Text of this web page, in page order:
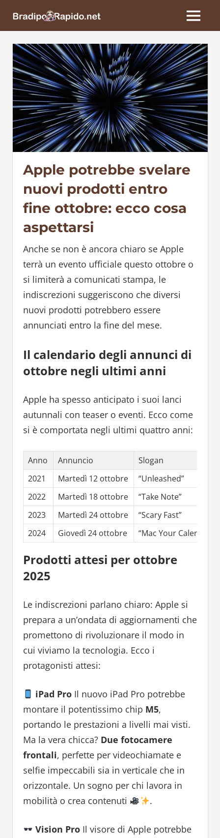
BradipoRapido.net
MENU
Apple potrebbe svelare
nuovi prodotti entro
fine ottobre: ecco cosa
aspettarsi
Anche se non è ancora chiaro se Apple
terrà un evento ufficiale questo ottobre o
si limiterà a comunicati stampa, le
indiscrezioni suggeriscono che diversi
nuovi prodotti potrebbero essere
annunciati entro la fine del mese.
Il calendario degli annunci di
ottobre negli ultimi anni
Apple ha spesso anticipato i suoi lanci
autunnali con teaser o eventi. Ecco come
si è comportata negli ultimi quattro anni:
Anno Annuncio
Slogan
2021
Martedì 12 ottobre
“Unleashed”
2022
Martedì 18 ottobre
“Take Note”
2023
Martedì 24 ottobre
“Scary Fast”
2024
Giovedì 24 ottobre “Mac Your Calendars”
Prodotti attesi per ottobre
2025
Le indiscrezioni parlano chiaro: Apple si
prepara a un’ondata di aggiornamenti che
promettono di rivoluzionare il modo in
cui viviamo la tecnologia. Ecco i
protagonisti attesi:
iPad Pro Il nuovo iPad Pro potrebbe
montare il potentissimo chip M5,
portando le prestazioni a livelli mai visti.
Ma la vera chicca? Due fotocamere
frontali, perfette per videochiamate e
selfie impeccabili sia in verticale che in
orizzontale. Un sogno per chi lavora in
mobilità o crea contenuti
.
Vision Pro Il visore di Apple potrebbe